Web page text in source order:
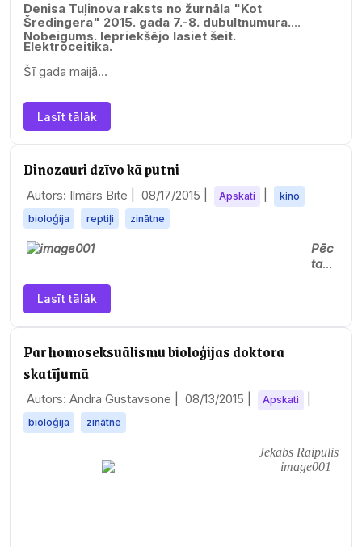
Denisa Tuļinova raksts no žurnāla "Kot
Šredingera" 2015. gada 7.-8. dubultnumura.
Nobeigums. Iepriekšējo lasiet šeit.
Elektroceitika.
Šī gada maijā…
Lasīt tālāk
Dinozauri dzīvo kā putni
Autors: Ilmārs Bite | 08/17/2015 Apskati
kino
bioloģija
reptiļi zinātne
Pēc
tam,
os
a
film
Lasīt tālāk
Par homoseksuālismu bioloģijas doktora
skatījumā
Autors: Andra Gustavsone | 08/13/2015 Apskati
bioloģija zinātne
Jēkabs Raipulis